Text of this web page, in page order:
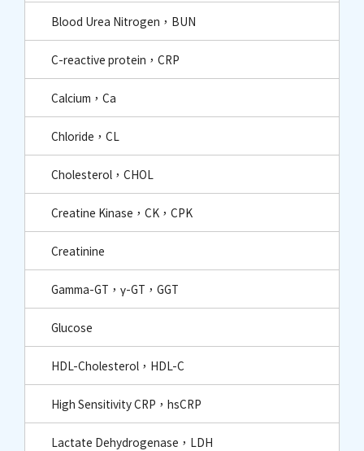
Blood Urea Nitrogen，BUN
C-reactive protein，CRP
Calcium，Ca
Chloride，CL
Cholesterol，CHOL
Creatine Kinase，CK，CPK
Creatinine
Gamma-GT，γ-GT，GGT
Glucose
HDL-Cholesterol，HDL-C
High Sensitivity CRP，hsCRP
Lactate Dehydrogenase，LDH